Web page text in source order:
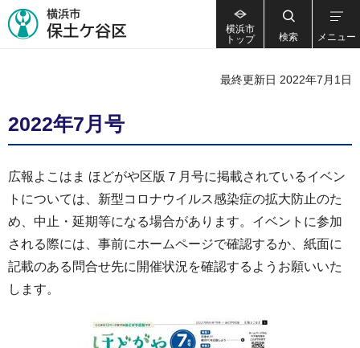
横浜市
トップ
検索 メニュー
最終更新日 2022年7月1日
2022年7月号
広報よこはま ほどがや区版７月号に掲載されているイベン
トについては、新型コロナウイルス感染症の拡大防止のた
め、中止・延期等になる場合があります。イベントに参加
される際には、事前にホームページで確認するか、紙面に
記載のある問合せ先に開催状況を確認するようお願いいた
します。